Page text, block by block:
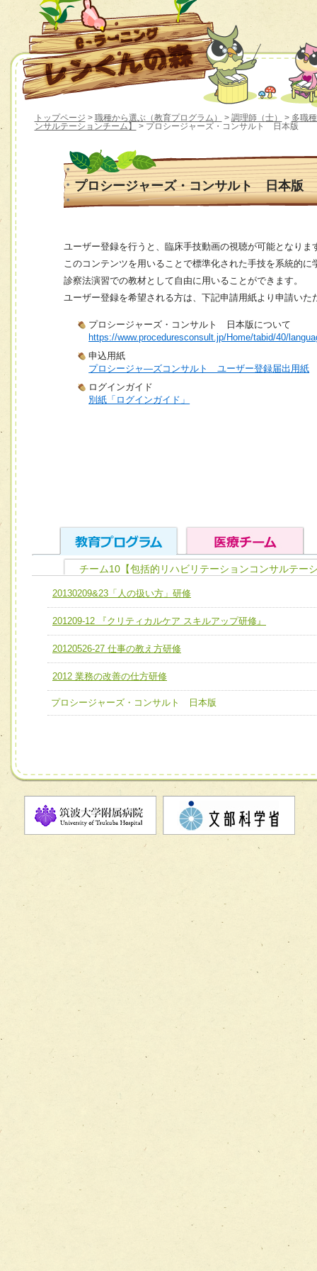
トップページ > 職種から選ぶ（教育プログラム） > 調理師（士） > 多職
ンサルテーションチーム】
> プロシージャーズ・コンサルト 日本版
プロシージャーズ・コンサルト 日本版
ユーザー登録を行うと、臨床手技動画の視聴が可能となりま
このコンテンツを用いることで標準化された手技を系統的
診察法演習での教材として自由に用いることができます。
ユーザー登録を希望される方は、下記申請用紙より申請いた
プロシージャーズ・コンサルト 日本版について
https://www.proceduresconsult.jp/Home/tabid/40/
申込用紙
プロシージャ―ズコンサルト ユーザー登録届出用紙
ログインガイド
別紙「ログインガイド」
ユニット１ 医療人としての基礎能力
全人的医療を実践する医療人として、必要な基礎能力を身
ける
ユニット２ チーム医療構成力
必要に応じて柔軟に医療チームを組織し、強調できる
ユニット３ 多職種連携力
他職種の視点とスキルを学び、相互理解と連携を深める
チーム01【病院内横断的問題解決チーム】
チーム02【地域医療連携推進による高度医療を必要とする
宅患者等支援チーム】
チーム03【癌患者服薬サポートチーム】
チーム04【口腔ケアチーム】
チーム07【病院職員に対する院内感染対策教育チーム】
チーム08【地域関係機関と連携した小児リハビリテーショ
チーム】
チーム09【術前から始める周術期リハビリテーションチー
チーム10【包括的リハビリテーションコンサルテーション
チーム13【非がんに対する緩和ケアチーム】
チーム10【包括的リハビリテーションコンサルテー
20130209&23「人の扱い方」研修
201209-12 『クリティカルケア スキルアップ研修』
20120526-27 仕事の教え方研修
2012 業務の改善の仕方研修
プロシージャーズ・コンサルト 日本版